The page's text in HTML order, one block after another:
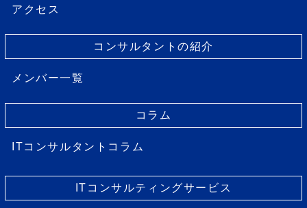
アクセス
コンサルタントの紹介
メンバー一覧
コラム
ITコンサルタントコラム
ITコンサルティングサービス